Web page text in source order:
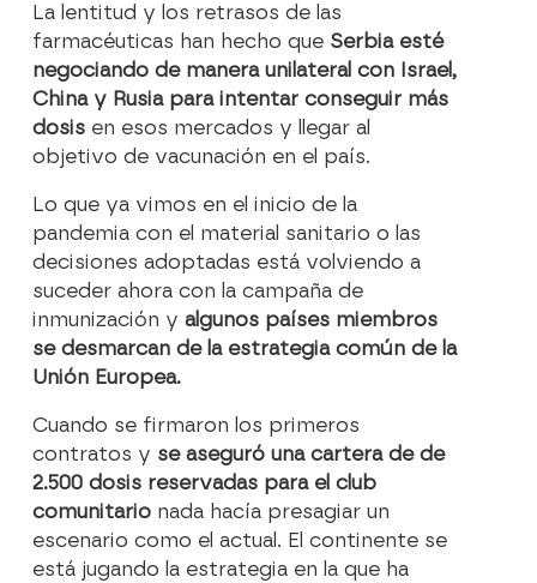
La lentitud y los retrasos de las
farmacéuticas han hecho que Serbia esté
negociando de manera unilateral con Israel,
China y Rusia para intentar conseguir más
dosis en esos mercados y llegar al
objetivo de vacunación en el país.
Lo que ya vimos en el inicio de la
pandemia con el material sanitario o las
decisiones adoptadas está volviendo a
suceder ahora con la campaña de
inmunización yalgunos países miembros
se desmarcan de la estrategia común de la
Unión Europea.
Cuando se firmaron los primeros
contratos y se aseguró una cartera de de
2.500 dosis reservadas para el club
comunitario nada hacía presagiar un
escenario como el actual. El continente se
está jugando la estrategia en la que ha